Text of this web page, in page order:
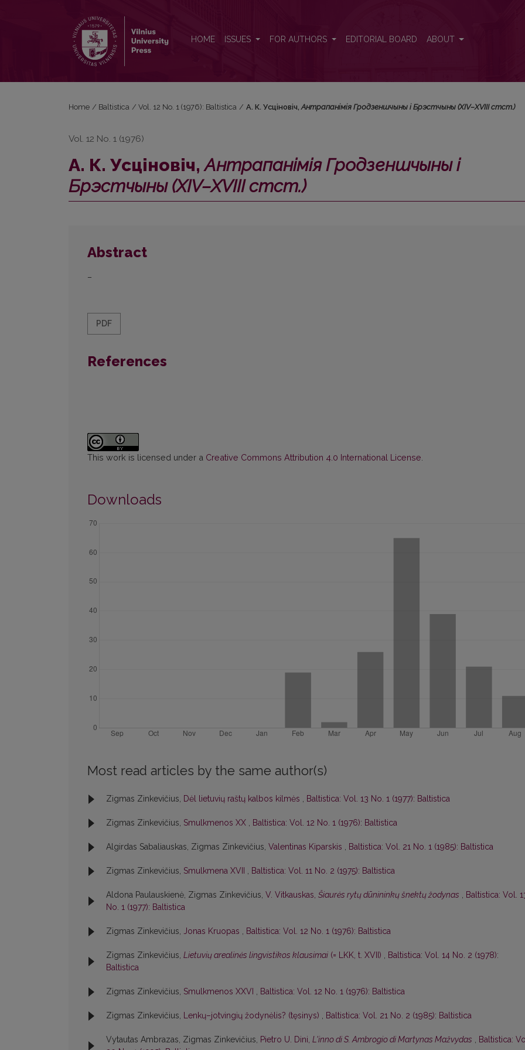
HOME ISSUES FOR AUTHORS EDITORIAL BOARD ABOUT
Home / Baltistica / Vol. 12 No. 1 (1976): Baltistica / А. К. Усцiновiч,Антрапанiмiя Гродзеншчыны i Брэстчыны (XIV–XVIII стст.)
Vol. 12 No. 1 (1976)
А. К. Усцiновiч,Антрапанiмiя Гродзеншчыны i
Брэстчыны (XIV–XVIII стст.)
Abstract
–
PDF
References
This work is licensed under a Creative Commons Attribution 4.0 International License
Downloads
Most read articles by the same author(s)
Zigmas Zinkevičius, Dėl lietuvių raštų kalbos kilmės , Baltistica: Vol. 13 No. 1 (1977): Baltistica
Zigmas Zinkevičius, Smulkmenos XX , Baltistica: Vol. 12 No. 1 (1976): Baltistica
Algirdas Sabaliauskas, Zigmas Zinkevičius, Valentinas Kiparskis , Baltistica: Vol. 21 No. 1 (1985): Baltistica
Zigmas Zinkevičius, Smulkmena XVII , Baltistica: Vol. 11 No. 2 (1975): Baltistica
Aldona Paulauskienė, Zigmas Zinkevičius, V. Vitkauskas, Šiaurės rytų dūnininkų šnektų žodynas , Baltistica: Vol.
No. 1 (1977): Baltistica
Zigmas Zinkevičius, Jonas Kruopas , Baltistica: Vol. 12 No. 1 (1976): Baltistica
Zigmas Zinkevičius, Lietuvių arealinės lingvistikos klausimai (= LKK, t. XVII) , Baltistica: Vol. 14 No. 2 (1978):
Baltistica
Zigmas Zinkevičius, Smulkmenos XXVI , Baltistica: Vol. 12 No. 1 (1976): Baltistica
Zigmas Zinkevičius, Lenkų–jotvingių žodynėlis? (tęsinys) , Baltistica: Vol. 21 No. 2 (1985): Baltistica
Vytautas Ambrazas, Zigmas Zinkevičius, Pietro U. Dini, L'inno di S. Ambrogio di Martynas Mažvydas , Baltistica: